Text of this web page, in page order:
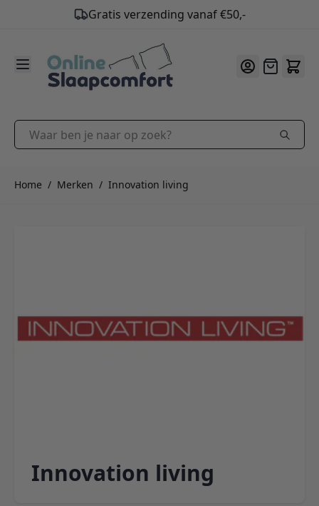
Gratis verzending vanaf €50,-
9.2/10
Offerte
Waar ben je naar op zoek?
Home / Merken / Innovation living
Innovation living